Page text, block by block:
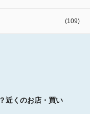
(109)
近くのお店・買い